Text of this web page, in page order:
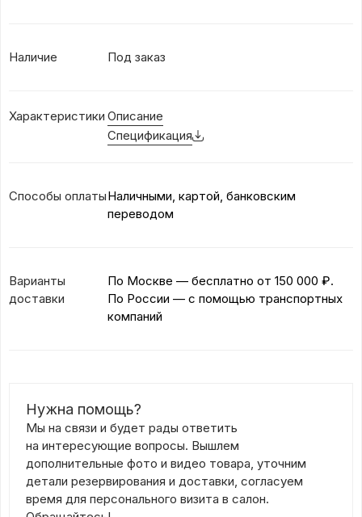
Наличие Под заказ
Характеристики Описание
Спецификация
Способы оплатыНаличными, картой, банковским
переводом
Варианты
доставки
По Москве — бесплатно от 150 000 ₽.
По России — с помощью транспортных
компаний
Нужна помощь?
Мы на связи и будет рады ответить
на интересующие вопросы. Вышлем
дополнительные фото и видео товара, уточним
детали резервирования и доставки, согласуем
время для персонального визита в салон.